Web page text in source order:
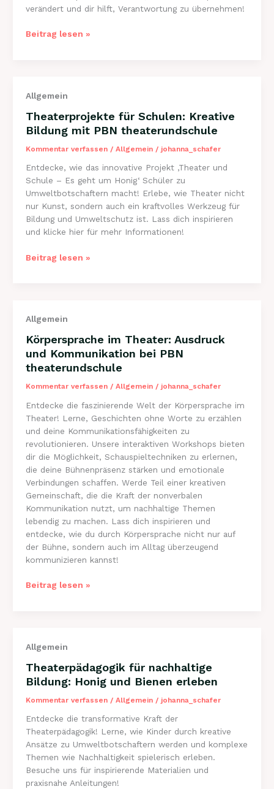
verändert und dir hilft, Verantwortung zu übernehmen!
Kreative
PBN
theaterundschule
Beitrag lesen »
Allgemein
Theaterprojekte für Schulen: Kreative
Bildung mit PBN theaterundschule
Kommentar verfassen / Allgemein/ johanna_schafer
Entdecke, wie das innovative Projekt ‚Theater und
Schule – Es geht um Honig‘ Schüler zu
Umweltbotschaftern macht! Erlebe, wie Theater nicht
nur Kunst, sondern auch ein kraftvolles Werkzeug für
Bildung und Umweltschutz ist. Lass dich inspirieren
und klicke hier für mehr Informationen!
Theaterprojekte
mit
PBN
theaterundschule
Beitrag lesen »
Allgemein
Körpersprache im Theater: Ausdruck
und Kommunikation bei PBN
theaterundschule
Kommentar verfassen / Allgemein/ johanna_schafer
Entdecke die faszinierende Welt der Körpersprache im
Theater! Lerne, Geschichten ohne Worte zu erzählen
und deine Kommunikationsfähigkeiten zu
revolutionieren. Unsere interaktiven Workshops bieten
dir die Möglichkeit, Schauspieltechniken zu erlernen,
die deine Bühnenpräsenz stärken und emotionale
Verbindungen schaffen. Werde Teil einer kreativen
Gemeinschaft, die die Kraft der nonverbalen
Kommunikation nutzt, um nachhaltige Themen
lebendig zu machen. Lass dich inspirieren und
entdecke, wie du durch Körpersprache nicht nur auf
der Bühne, sondern auch im Alltag überzeugend
kommunizieren kannst!
Körpersprache
Kommunikation
bei
PBN
theaterundschule
Beitrag lesen »
Allgemein
Theaterpädagogik für nachhaltige
Bildung: Honig und Bienen erleben
Kommentar verfassen / Allgemein/ johanna_schafer
Entdecke die transformative Kraft der
Theaterpädagogik! Lerne, wie Kinder durch kreative
Ansätze zu Umweltbotschaftern werden und komplexe
Themen wie Nachhaltigkeit spielerisch erleben.
Besuche uns für inspirierende Materialien und
praxisnahe Anleitungen!